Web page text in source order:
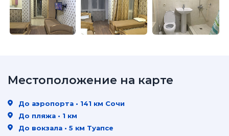
Местоположение на карте
До аэропорта • 141 км Сочи
До пляжа • 1 км
До вокзала • 5 км Туапсе